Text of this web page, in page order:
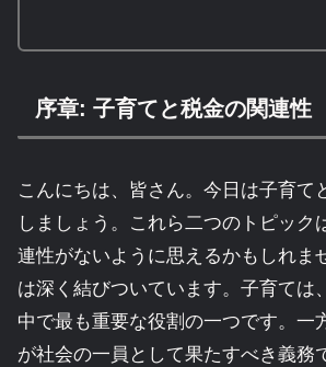
序章: 子育てと税金の関連性
こんにちは、皆さん。今日は子育て
しましょう。これら二つのトピック
連性がないように思えるかもしれま
は深く結びついています。子育ては
中で最も重要な役割の一つです。一
が社会の一員として果たすべき義務